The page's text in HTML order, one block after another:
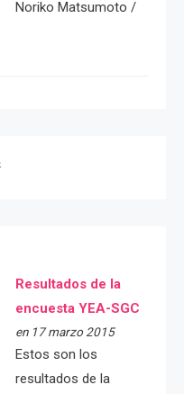
Noriko Matsumoto /
Resultados de la
encuesta YEA-SGC
en 17 marzo 2015
Estos son los
resultados de la